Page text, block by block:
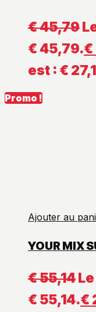
€45,79
€ 45,79.€
est : €
Promo !
Ajouter au
YOUR MIX
€55,14
€ 55,14.€